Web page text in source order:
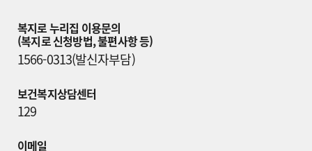
복지로 누리집 이용문의
(복지로 신청방법, 불편사항 등)
1566-0313(발신자부담)
보건복지상담센터
129
이메일